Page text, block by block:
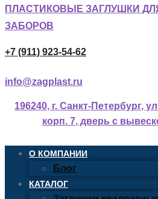
ПЛАСТИКОВЫЕ ЗАГЛУШКИ
ЗАБОРОВ
+7 (911) 923-54-62
info@zagplast.ru
196240, г. Санкт-Петербург,
корп. 7, дверь с
О КОМПАНИИ
Блог
КАТАЛОГ